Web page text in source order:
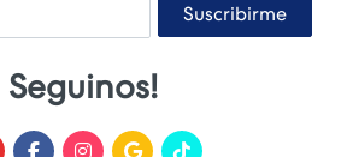
Suscribirme
Seguinos!